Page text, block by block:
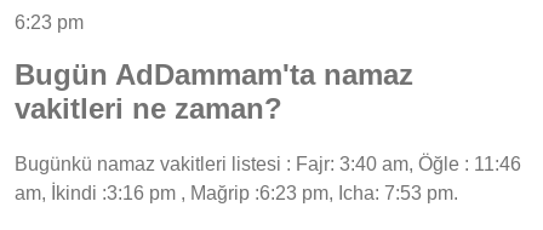
6:23 pm
Bugün AdDammam'ta namaz
vakitleri ne zaman?
Bugünkü namaz vakitleri listesi : Fajr: 3:40 am, Öğle : 11:46
am, İkindi :3:16 pm , Mağrip :6:23 pm, Icha: 7:53 pm.